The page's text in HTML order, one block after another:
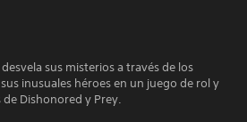
sus misterios a través de los
inusuales héroes en un juego de rol y
Dishonored y Prey.